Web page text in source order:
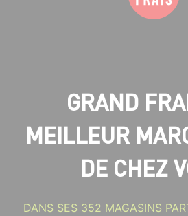
GRAND
MEILLEUR
DE CHEZ
DANS SES 352 MAGASINS